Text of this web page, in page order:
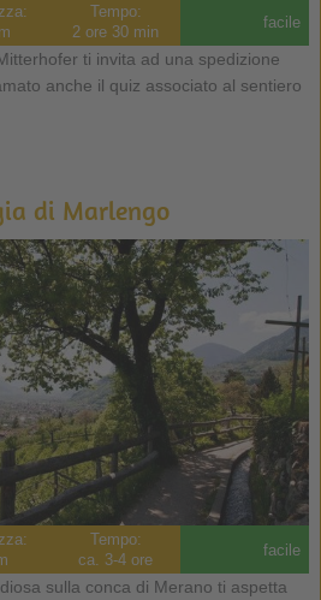
Tempo:
2 ore 30 min
facile
ti invita ad una spedizione
anche il quiz associato al sentiero
di Marlengo
Tempo:
ca. 3-4 ore
facile
sulla conca di Merano ti aspetta